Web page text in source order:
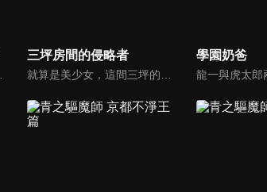
三坪房間的侵略者 學園奶爸